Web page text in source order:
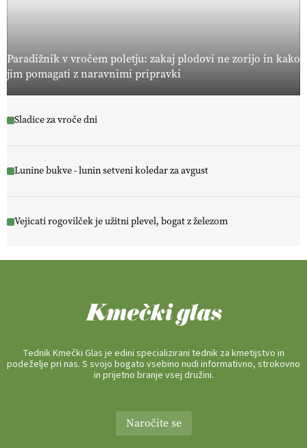
Paradižnik v vročem poletju: zakaj plodovi ne zorijo in kako
jim pomagati z naravnimi pripravki
Sladice za vroče dni
Lunine bukve - lunin setveni koledar za avgust
Vejicati rogovilček je užitni plevel, bogat z železom
Tednik Kmečki Glas je edini specializirani tednik za kmetijstvo in
podeželje pri nas. S svojo bogato vsebino nudi informativno, strokovno
in prijetno branje vsej družini.
Naročite se